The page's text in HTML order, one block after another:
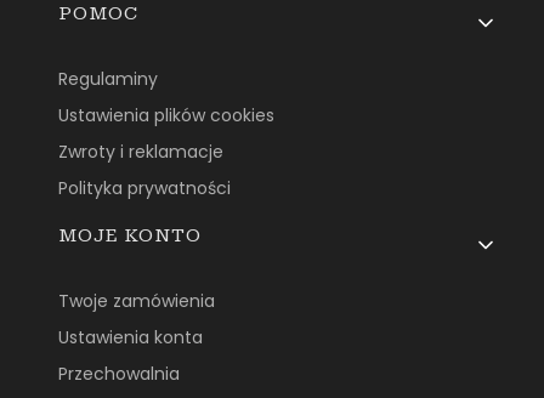
Linki w stopce
POMOC
Regulaminy
Ustawienia plików cookies
Zwroty i reklamacje
Polityka prywatności
MOJE KONTO
Twoje zamówienia
Ustawienia konta
Przechowalnia